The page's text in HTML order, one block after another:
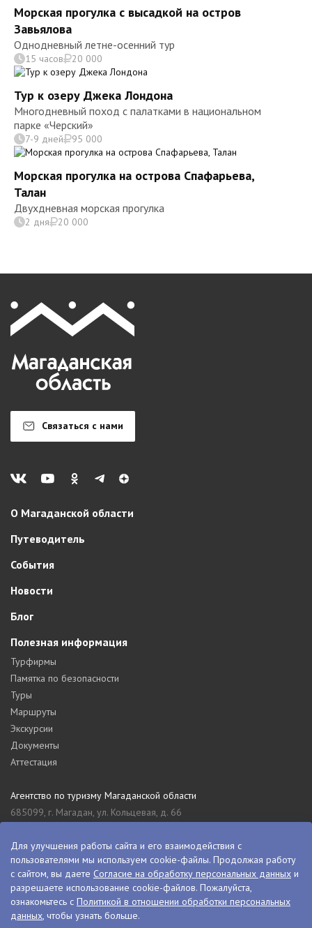
Морская прогулка с высадкой на остров
Завьялова
Однодневный летне-осенний тур
15 часов 20 000
Тур к озеру Джека Лондона
Многодневный поход с палатками в национальном
парке «Черский»
7-9 дней 95 000
Морская прогулка на острова Спафарьева,
Талан
Двухдневная морская прогулка
2 дня 20 000
Связаться с нами
О Магаданской области
Путеводитель
События
Новости
Блог
Полезная информация
Турфирмы
Памятка по безопасности
Туры
Маршруты
Экскурсии
Документы
Аттестация
Агентство по туризму Магаданской области
685099, г. Магадан, ул. Кольцевая, д. 66
8 (4132) 61-76-67
Туристский информационный центр Магаданской области
685000, г. Магадан, ул. Пролетарская, д. 11
visitkolyma@mail.ru
+7 (4132) 60-70-11
Для улучшения работы сайта и его взаимодействия с
пользователями мы используем cookie-файлы. Продолжая работу
с сайтом, вы даете Согласие на обработку персональных данных и
разрешаете использование cookie-файлов. Пожалуйста,
ознакомьтесь с Политикой в отношении обработки персональных
данных, чтобы узнать больше.